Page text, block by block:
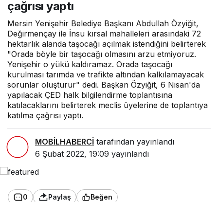
çağrısı yaptı
Mersin Yenişehir Belediye Başkanı Abdullah Özyiğit,
Değirmençay ile İnsu kırsal mahalleleri arasındaki 72
hektarlık alanda taşocağı açılmak istendiğini belirterek
"Orada böyle bir taşocağı olmasını arzu etmiyoruz.
Yenişehir o yükü kaldıramaz. Orada taşocağı
kurulması tarımda ve trafikte altından kalkılamayacak
sorunlar oluşturur" dedi. Başkan Özyiğit, 6 Nisan'da
yapılacak ÇED halk bilgilendirme toplantısına
katılacaklarını belirterek meclis üyelerine de toplantıya
katılma çağrısı yaptı.
MOBİLHABERCİ tarafından yayınlandı
6 Şubat 2022, 19:09 yayınlandı
0 Paylaş Beğen